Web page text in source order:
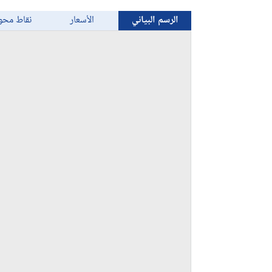
الرسم البياني الأسعار نقاط